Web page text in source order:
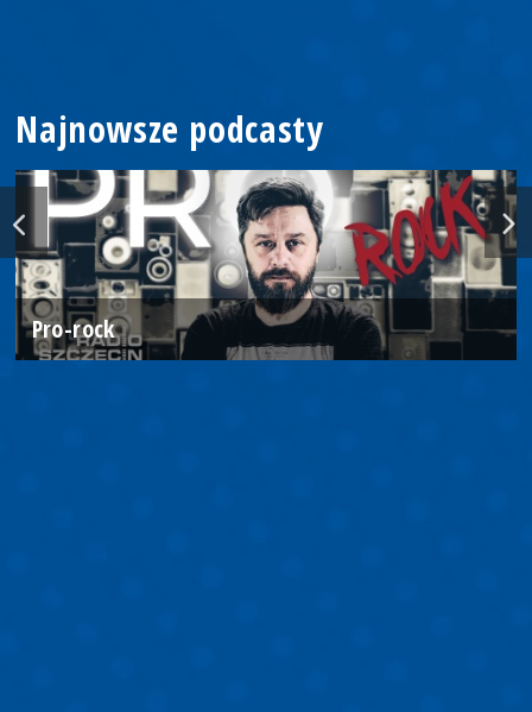
Najnowsze podcasty
Pro-rock